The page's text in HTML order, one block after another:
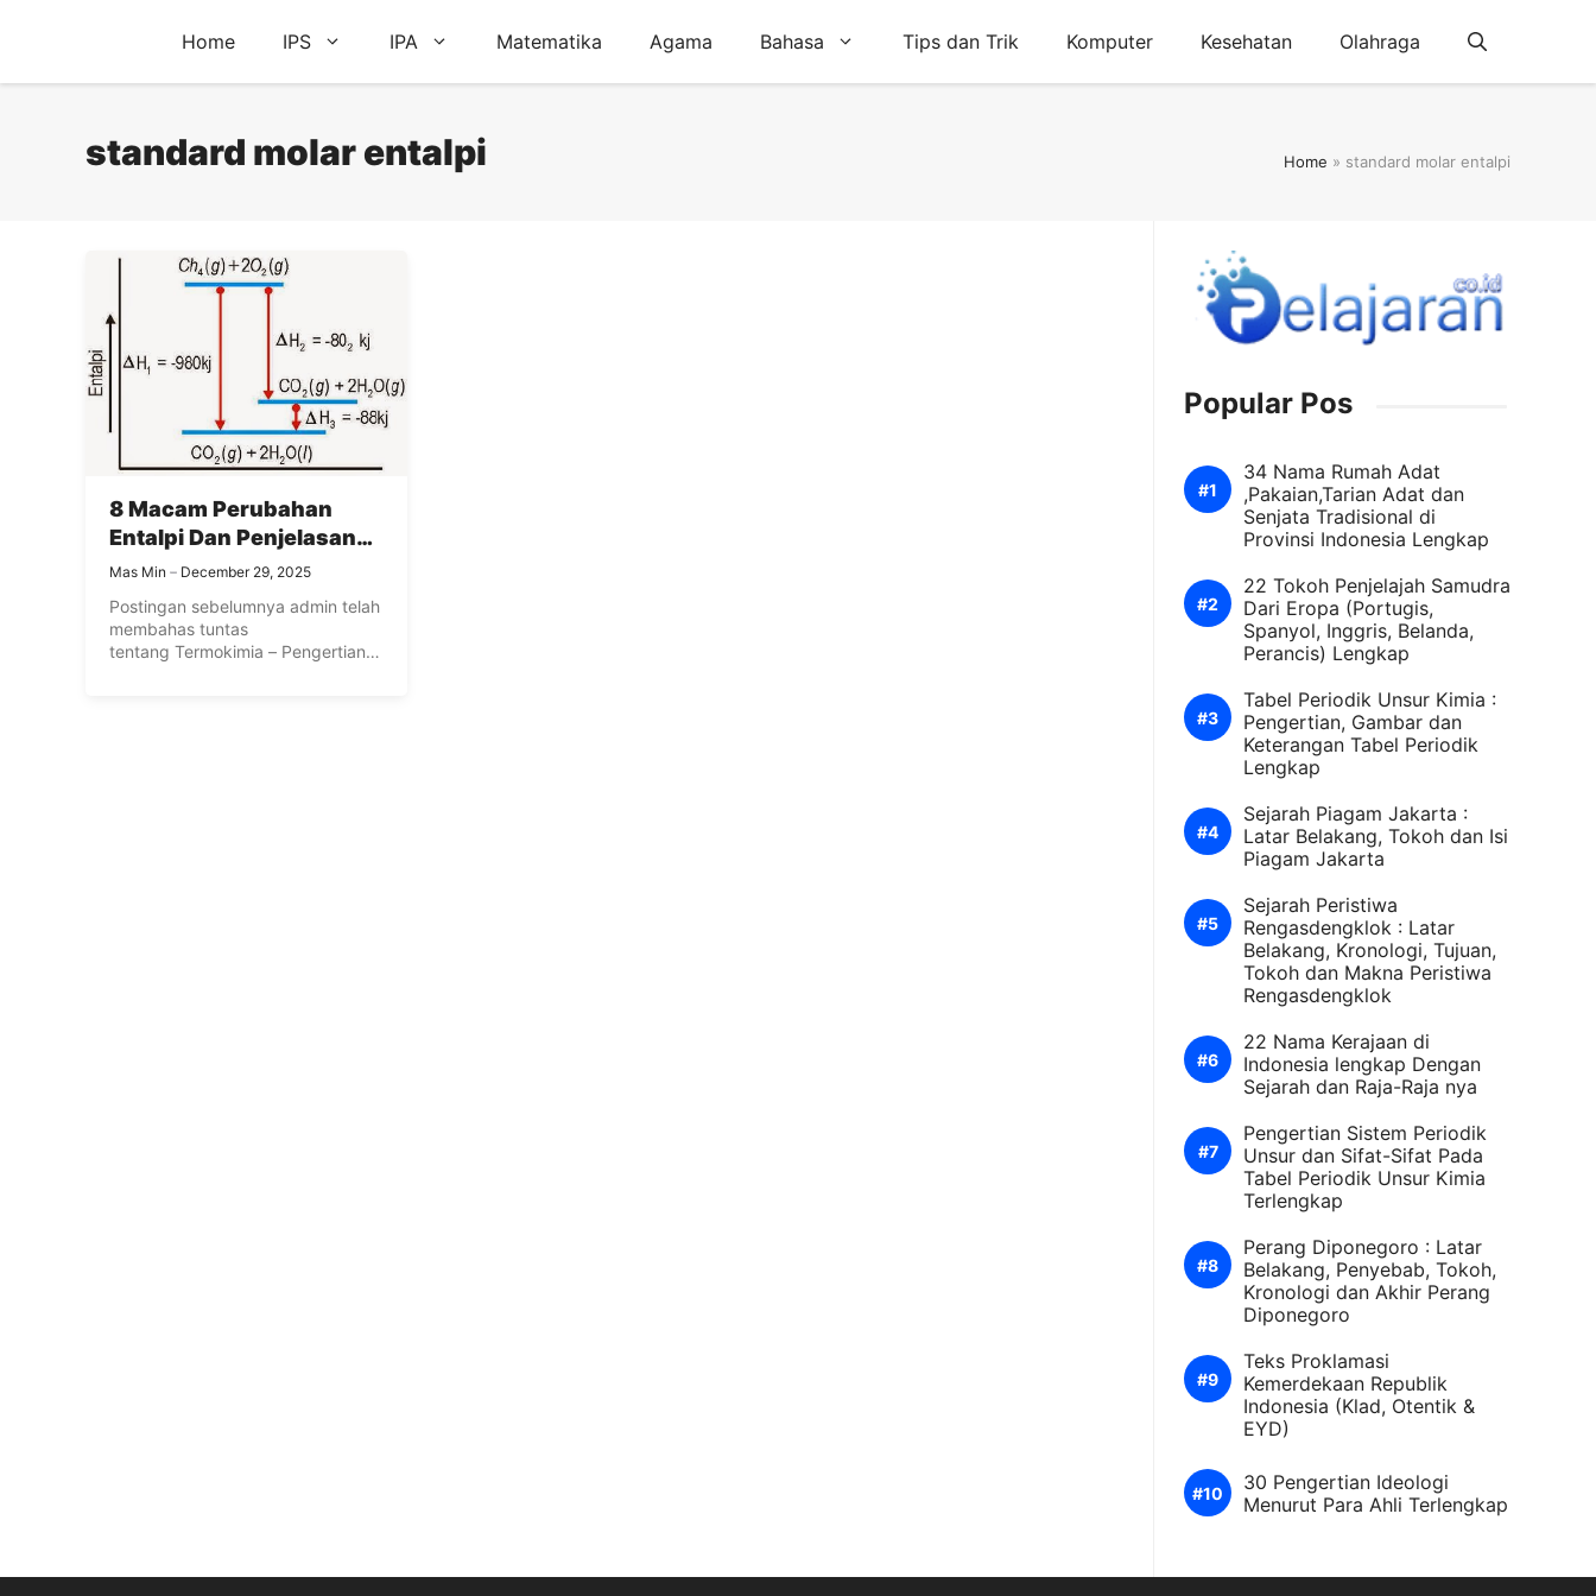
Home IPS IPA Matematika Agama Bahasa Tips dan Trik Komputer Kesehatan Olahraga
standard molar entalpi Home » standard molar entalpi
8 Macam Perubahan
Entalpi Dan Penjelasan
Terlengkap
Mas Min December 29, 2025
Postingan sebelumnya admin telah
membahas tuntas
tentang Termokimia – Pengertian,
Popular Pos
34 Nama Rumah Adat
,Pakaian,Tarian Adat dan
Senjata Tradisional di
Provinsi Indonesia Lengkap
22 Tokoh Penjelajah Samudra
Dari Eropa (Portugis,
Spanyol, Inggris, Belanda,
Perancis) Lengkap
Tabel Periodik Unsur Kimia :
Pengertian, Gambar dan
Keterangan Tabel Periodik
Lengkap
Sejarah Piagam Jakarta :
Latar Belakang, Tokoh dan Isi
Piagam Jakarta
Sejarah Peristiwa
Rengasdengklok : Latar
Belakang, Kronologi, Tujuan,
Tokoh dan Makna Peristiwa
Rengasdengklok
22 Nama Kerajaan di
Indonesia lengkap Dengan
Sejarah dan Raja-Raja nya
Pengertian Sistem Periodik
Unsur dan Sifat-Sifat Pada
Tabel Periodik Unsur Kimia
Terlengkap
Perang Diponegoro : Latar
Belakang, Penyebab, Tokoh,
Kronologi dan Akhir Perang
Diponegoro
Teks Proklamasi
Kemerdekaan Republik
Indonesia (Klad, Otentik &
EYD)
30 Pengertian Ideologi
Menurut Para Ahli Terlengkap